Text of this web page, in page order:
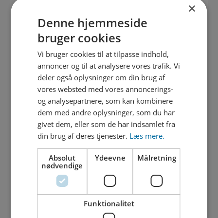
20. marts
20. februar 2026
Gravearbejde starter op 23. februar
02. februar 2026
Gravearbejde indstillet pga. vejret
20. januar 2026
Ikke muligt at passere udgravning i
pauser og opdateret tidsplan
15. januar 2026
Gravearbejdet genoptaget
×
Denne hjemmeside
bruger cookies
Vi bruger cookies til at tilpasse indhold,
annoncer og til at analysere vores trafik. Vi
deler også oplysninger om din brug af
vores websted med vores annoncerings-
og analysepartnere, som kan kombinere
dem med andre oplysninger, som du har
givet dem, eller som de har indsamlet fra
din brug af deres tjenester. Læs mere.
Absolut
nødvendige
Ydeevne Målretning
Funktionalitet